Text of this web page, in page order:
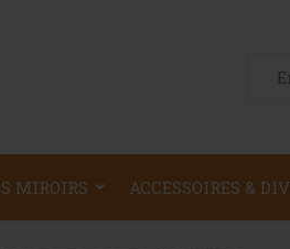
MIROIRS ACCESSOIRES &